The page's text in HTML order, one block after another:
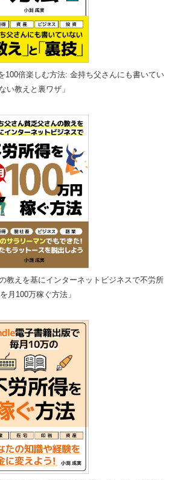
100倍楽しむ方法: 金持ち父さんにも書いてい
ない教えと裏ワザ」
教えを基にインターネットビジネスで不労所
月100万稼ぐ方法」